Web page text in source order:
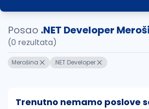
Posao .NET Developer
(0 rezultata)
Merošina .NET Developer
Trenutno nemamo poslove